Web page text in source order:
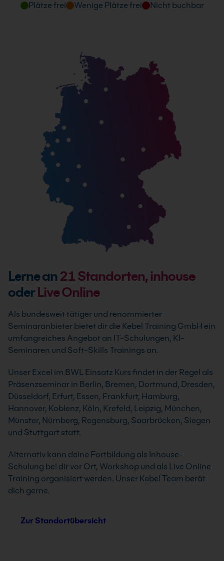
Plätze frei Wenige Plätze frei Nicht buchbar
Lerne an 21Standorten, inhouse
oderLive Online
Als bundesweit tätiger und renommierter
Seminaranbieter bietet dir die Kebel Training GmbH ein
umfangreiches Angebot an IT-Schulungen, KI-
Seminaren und Soft-Skills Trainings an.
Unser Excel im BWL Einsatz Kurs findet in der Regel als
Präsenzseminar in Berlin, Bremen, Dortmund, Dresden,
Düsseldorf, Erfurt, Essen, Frankfurt, Hamburg,
Hannover, Koblenz, Köln, Krefeld, Leipzig, München,
Münster, Nürnberg, Regensburg, Saarbrücken, Siegen
und Stuttgart statt.
Alternativ kann deine Fortbildung als Inhouse-
Schulung bei dir vor Ort, Workshop und als Live Online
Training organisiert werden. Unser Kebel Team berät
dich gerne.
Zur Standortübersicht